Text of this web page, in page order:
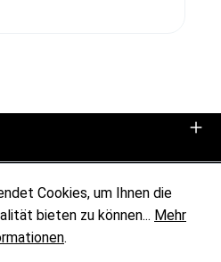
Cookies, um Ihnen die
bieten zu können... Mehr
.